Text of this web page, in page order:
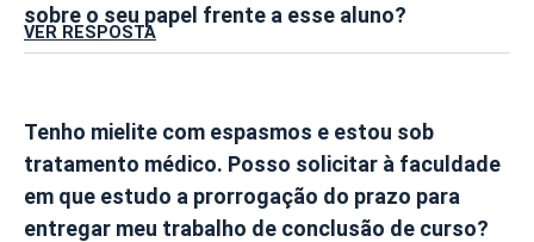
sobre o seu papel frente a esse aluno?
VER RESPOSTA
Tenho mielite com espasmos e estou sob
tratamento médico. Posso solicitar à faculdade
em que estudo a prorrogação do prazo para
entregar meu trabalho de conclusão de curso?